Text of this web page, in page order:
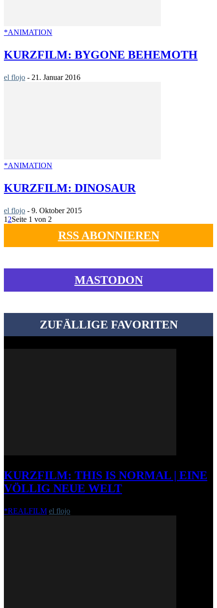
*ANIMATION
KURZFILM: BYGONE BEHEMOTH
el flojo - 21. Januar 2016
*ANIMATION
KURZFILM: DINOSAUR
el flojo - 9. Oktober 2015
1 2Seite 1 von 2
RSS ABONNIEREN
MASTODON
ZUFÄLLIGE FAVORITEN
KURZFILM: THIS IS NORMAL | EINE
VÖLLIG NEUE WELT
*REALFILM el flojo